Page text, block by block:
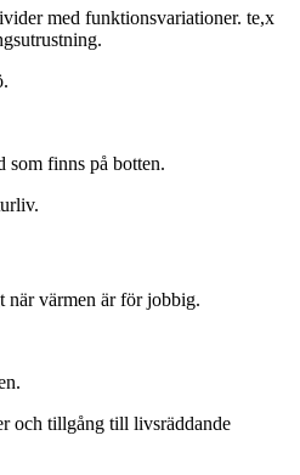
med funktionsvariationer. te,x
som finns på botten.
när värmen är för jobbig.
och tillgång till livsräddande